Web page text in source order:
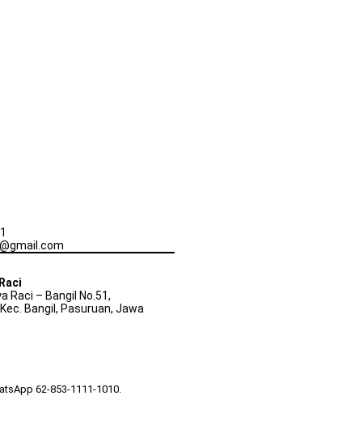
Raci – Bangil No.51,
Bangil, Pasuruan, Jawa
62-853-1111-1010.